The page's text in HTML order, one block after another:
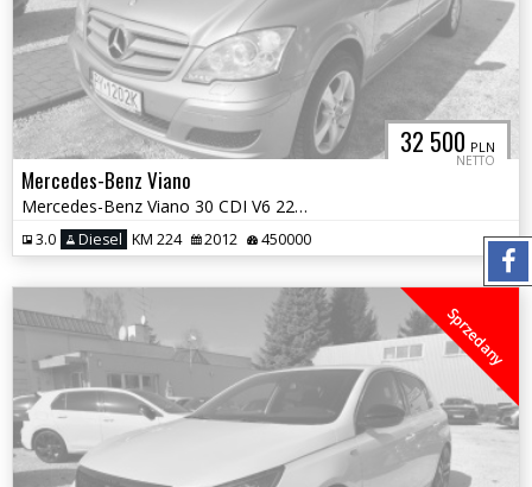
32 500 PLN
NETTO
Mercedes-Benz Viano
Mercedes-Benz Viano 30 CDI V6 224 KM Automat 8-OS
3.0 Diesel KM 224 2012 450000
Sprzedany